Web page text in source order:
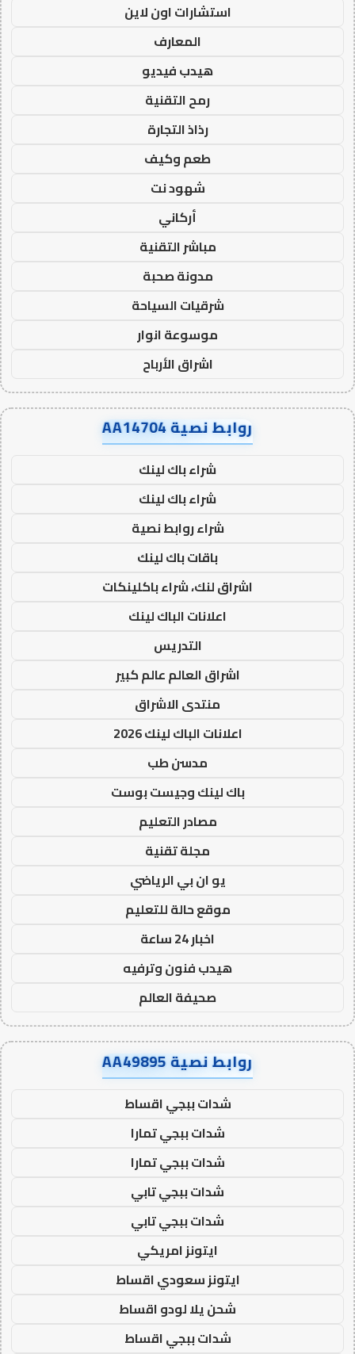
استشارات اون لاين
المعارف
هيدب فيديو
رمح التقنية
رذاذ التجارة
طعم وكيف
شهود نت
أركاني
مباشر التقنية
مدونة صحبة
شرقيات السياحة
موسوعة انوار
اشراق الأرباح
روابط نصية AA14704
شراء باك لينك
شراء باك لينك
شراء روابط نصية
باقات باك لينك
اشراق لنك، شراء باكلينكات
اعلانات الباك لينك
التدريس
اشراق العالم عالم كبير
منتدى الاشراق
اعلانات الباك لينك 2026
مدسن طب
باك لينك وجيست بوست
مصادر التعليم
مجلة تقنية
يو ان بي الرياضي
موقع حالة للتعليم
اخبار 24 ساعة
هيدب فنون وترفيه
صحيفة العالم
روابط نصية AA49895
شدات ببجي اقساط
شدات ببجي تمارا
شدات ببجي تمارا
شدات ببجي تابي
شدات ببجي تابي
ايتونز امريكي
ايتونز سعودي اقساط
شحن يلا لودو اقساط
شدات ببجي اقساط